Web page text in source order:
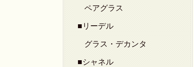
ペアグラス
■リーデル
グラス・デカンタ
■シャネル